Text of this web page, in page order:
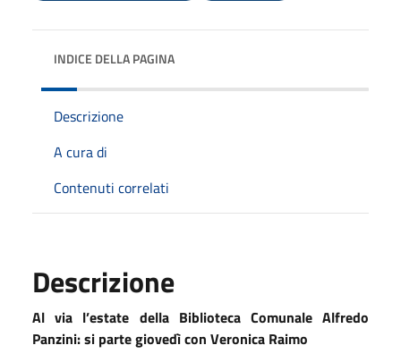
INDICE DELLA PAGINA
Descrizione
A cura di
Contenuti correlati
Descrizione
Al via l’estate della Biblioteca Comunale Alfredo
Panzini:si parte giovedì con Veronica Raimo